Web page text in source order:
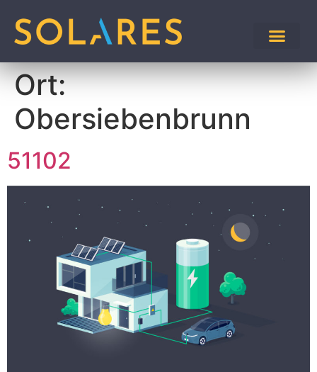
Ort:
Obersiebenbrunn
51102